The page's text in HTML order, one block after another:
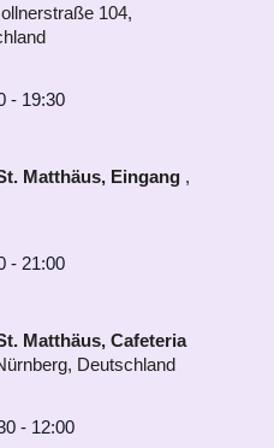
104,
- 19:30
Matthäus, Eingang ,
- 21:00
Matthäus, Cafeteria
Deutschland
- 12:00